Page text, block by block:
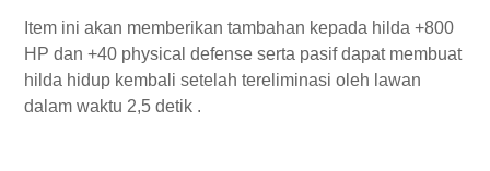
Item ini akan memberikan tambahan kepada hilda +800
HP dan +40 physical defense serta pasif dapat membuat
hilda hidup kembali setelah tereliminasi oleh lawan
dalam waktu 2,5 detik .